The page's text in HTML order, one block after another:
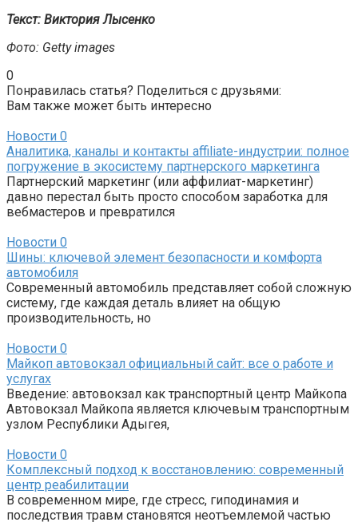
Текст: Виктория Лысенко
Фото: Getty images
0
Понравилась статья? Поделиться с друзьями:
Вам также может быть интересно
Новости 0
Аналитика, каналы и контакты affiliate-индустрии: полное
погружение в экосистему партнерского маркетинга
Партнерский маркетинг (или аффилиат-маркетинг)
давно перестал быть просто способом заработка для
вебмастеров и превратился
Новости 0
Шины: ключевой элемент безопасности и комфорта
автомобиля
Современный автомобиль представляет собой сложную
систему, где каждая деталь влияет на общую
производительность, но
Новости 0
Майкоп автовокзал официальный сайт: все о работе и
услугах
Введение: автовокзал как транспортный центр Майкопа
Автовокзал Майкопа является ключевым транспортным
узлом Республики Адыгея,
Новости 0
Комплексный подход к восстановлению: современный
центр реабилитации
В современном мире, где стресс, гиподинамия и
последствия травм становятся неотъемлемой частью